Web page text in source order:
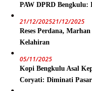
PAW DPRD
21/12/202521/12/2025
Reses Perdana,
Kelahiran
05/11/2025
Kopi Bengkulu Asal
Coryati: Diminati